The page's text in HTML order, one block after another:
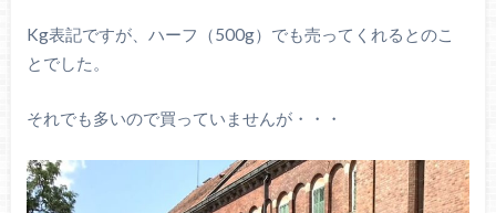
Kg表記ですが、ハーフ（500g）でも売ってくれるとのこ
とでした。
それでも多いので買っていませんが・・・